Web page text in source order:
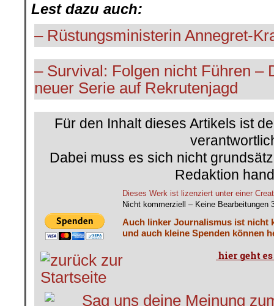
Lest dazu auch:
– Rüstungsministerin Annegret-
– Survival: Folgen nicht Führen –
neuer Serie auf Rekrutenjagd
Für den Inhalt dieses Artikels ist
Dabei muss es sich nicht
Redaktion
Dieses Werk ist lizenziert unter einer
Nicht kommerziell – Keine Bearbeitungen
Auch linker Journalismus ist nicht
und auch kleine Spenden können